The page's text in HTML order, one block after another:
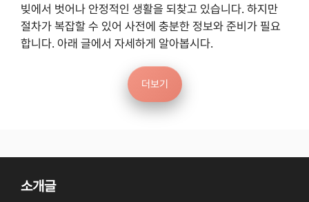
빚에서 벗어나 안정적인 생활을 되찾고 있습니다. 하지만
절차가 복잡할 수 있어 사전에 충분한 정보와 준비가 필요
합니다. 아래 글에서 자세하게 알아봅시다.
더보기
소개글